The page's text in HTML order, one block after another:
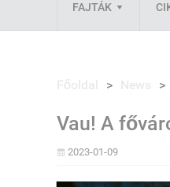
FAJTÁK
Főoldal > News >
Vau! A
2023-01-09